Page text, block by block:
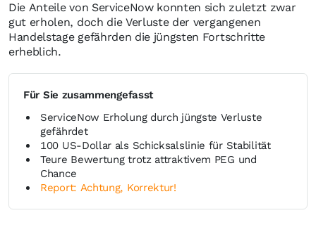
Die Anteile von ServiceNow konnten sich zuletzt zwar
gut erholen, doch die Verluste der vergangenen
Handelstage gefährden die jüngsten Fortschritte
erheblich.
Für Sie zusammengefasst
ServiceNow Erholung durch jüngste Verluste
gefährdet
100 US-Dollar als Schicksalslinie für Stabilität
Teure Bewertung trotz attraktivem PEG und
Chance
Report: Achtung, Korrektur!